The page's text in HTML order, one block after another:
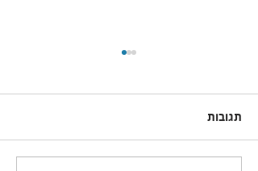
תגובות